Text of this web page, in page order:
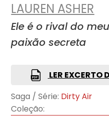
LAUREN ASHER
Ele é o rival do
paixão secreta
LER EXCERTO
Saga / Série: Dirty Air
Coleção: